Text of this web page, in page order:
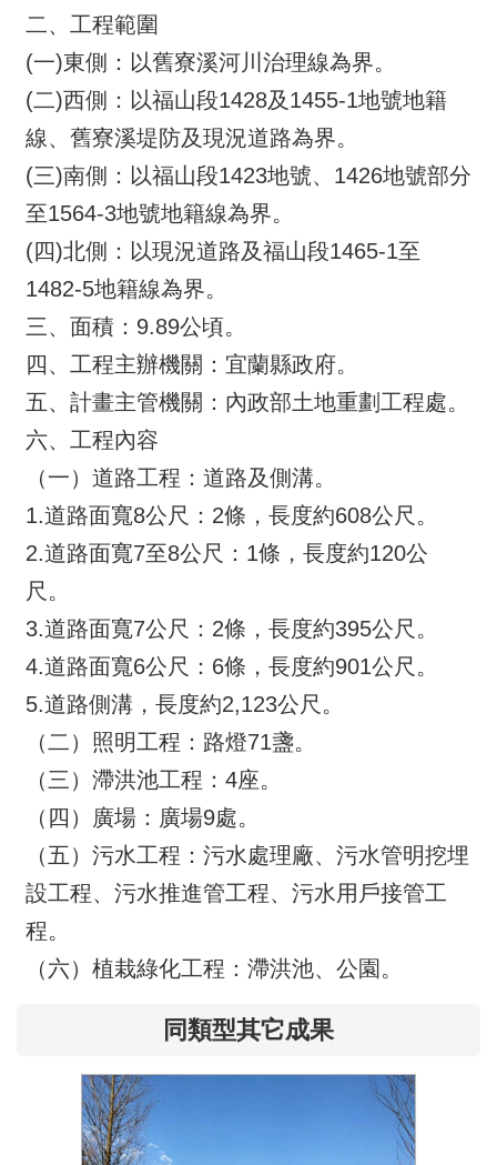
網
相
處
長
信
箱
隱
私
權
保
護
站
安
全
策
開
宣
二、工程範圍
(一)東側：以舊寮溪河川治理線為界。
(二)西側：以福山段1428及1455-1地號地籍
線、舊寮溪堤防及現況道路為界。
(三)南側：以福山段1423地號、1426地號部分
至1564-3地號地籍線為界。
(四)北側：以現況道路及福山段1465-1至
1482-5地籍線為界。
三、面積：9.89公頃。
四、工程主辦機關：宜蘭縣政府。
五、計畫主管機關：內政部土地重劃工程處。
六、工程內容
（一）道路工程：道路及側溝。
1.道路面寬8公尺：2條，長度約608公尺。
2.道路面寬7至8公尺：1條，長度約120公
尺。
3.道路面寬7公尺：2條，長度約395公尺。
4.道路面寬6公尺：6條，長度約901公尺。
5.道路側溝，長度約2,123公尺。
（二）照明工程：路燈71盞。
（三）滯洪池工程：4座。
（四）廣場：廣場9處。
（五）污水工程：污水處理廠、污水管明挖埋
設工程、污水推進管工程、污水用戶接管工
程。
（六）植栽綠化工程：滯洪池、公園。
同類型其它成果